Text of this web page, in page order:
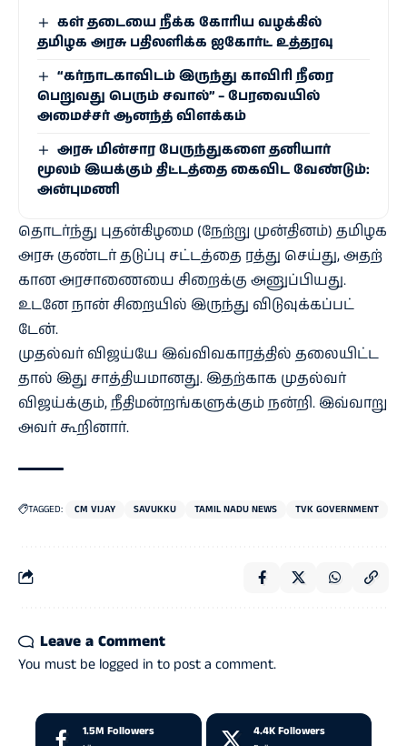
கள் தடையை நீக்க கோரிய வழக்கில்
தமிழக அரசு பதிலளிக்க ஐகோர்ட் உத்தரவு
“கர்நாடகாவிடம் இருந்து காவிரி நீரை
பெறுவது பெரும் சவால்” – பேரவையில்
அமைச்சர் ஆனந்த் விளக்கம்
அரசு மின்சார பேருந்துகளை தனியார்
மூலம் இயக்கும் திட்டத்தை கைவிட வேண்டும்:
அன்புமணி
தொடர்ந்து புதன்​கிழமை (நேற்று முன்​தினம்) தமிழக
அரசு குண்​டர் தடுப்பு சட்​டத்தை ரத்து செய்​து, அதற்​
கான அரசாணையை சிறைக்கு அனுப்​பியது.
உடனே நான் சிறை​யில் இருந்து விடு​வுக்​கப்​பட்​
டேன்.
முதல்​வர் விஜய்யே இவ்​விவ​காரத்​தில் தலை​யிட்​ட​
தால் இது சாத்​தி​ய​மானது. இதற்​காக முதல்​வர்
விஜய்க்​கும், நீதி​மன்​றங்​களுக்​கும் நன்​றி. இவ்​வாறு
அவர்​ கூறி​னார்​.
TAGGED: CM VIJAY SAVUKKU TAMIL NADU NEWS TVK GOVERNMENT
Leave a Comment
You must be logged in to post a comment.
1.5M Followers 4.4K Followers